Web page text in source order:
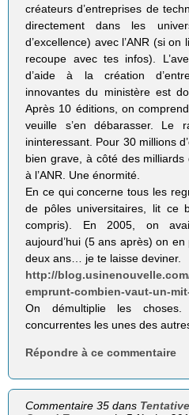
créateurs d’entreprises de
directement dans les
d’excellence) avec l’ANR (si on
recoupe avec tes infos).
d’aide à la création
innovantes du ministère est
Après 10 éditions, on
veuille s’en débarasser. Le
ininteressant. Pour 30 millions
bien grave, à côté des
à l’ANR. Une énormité.
En ce qui concerne tous les
de pôles universitaires, lit ce
compris). En 2005, on
aujourd’hui (5 ans après) on
deux ans… je te laisse deviner.
http://
emprunt-combien-vaut-un-
On démultiplie les choses.
concurrentes les unes des
Répondre à ce commentaire
Commentaire 35 dans